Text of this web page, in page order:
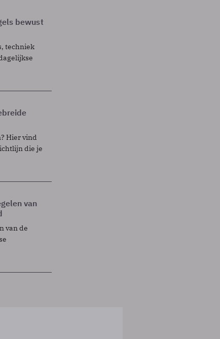
bewust
techniek
Hier vind
die je
van
van de